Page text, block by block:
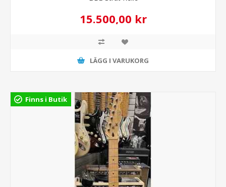
15.500,00 kr
LÄGG I VARUKORG
Finns i Butik